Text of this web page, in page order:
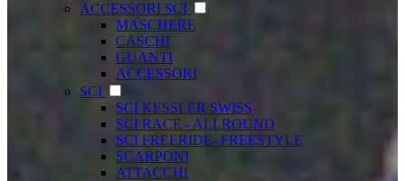
ACCESSORI SCI
MASCHERE
CASCHI
GUANTI
ACCESSORI
SCI
SCI KESSLER SWISS
SCI RACE - ALLROUND
SCI FREERIDE- FREESTYLE
SCARPONI
ATTACCHI